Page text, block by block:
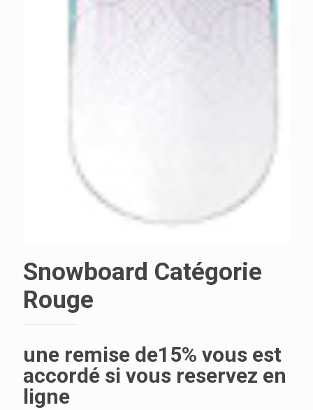
Snowboard Catégorie
Rouge
une remise de15% vous est
accordé si vous reservez en
ligne